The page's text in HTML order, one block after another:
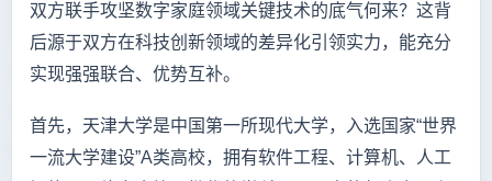
双方联手攻坚数字家庭领域关键技术的底气何来？这背
后源于双方在科技创新领域的差异化引领实力，能充分
实现强强联合、优势互补。
首先，天津大学是中国第一所现代大学，入选国家“世界
一流大学建设”A类高校，拥有软件工程、计算机、人工